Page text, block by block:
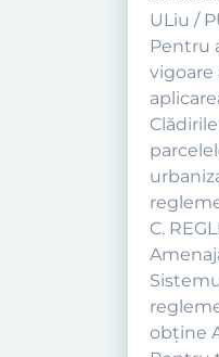
ULiu /
Pentru
C.
obține